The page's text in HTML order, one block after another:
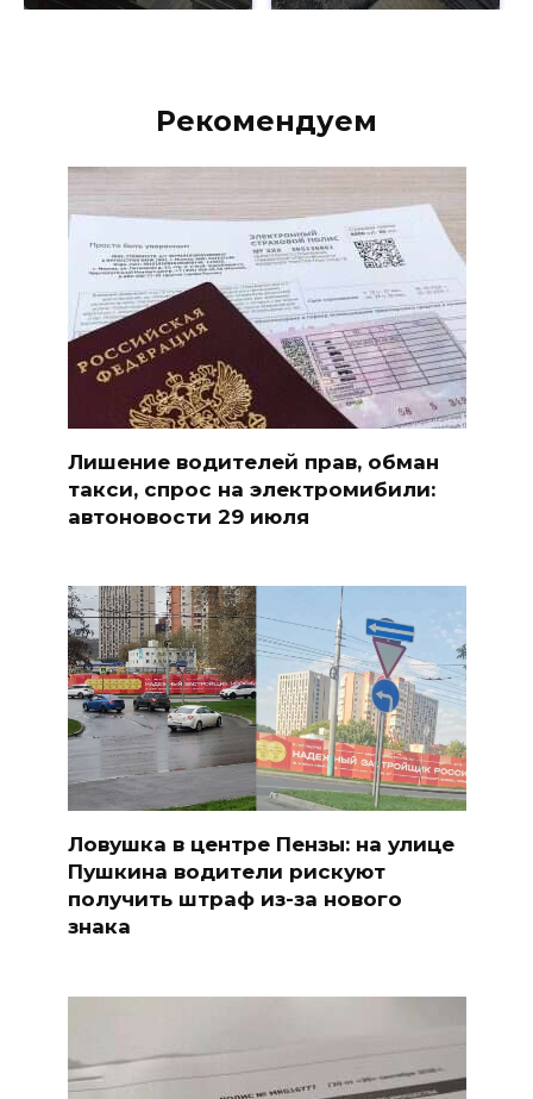
Рекомендуем
Лишение водителей прав, обман
такси, спрос на электромибили:
автоновости 29 июля
Ловушка в центре Пензы: на улице
Пушкина водители рискуют
получить штраф из-за нового
знака